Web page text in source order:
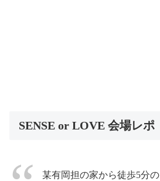
SENSE or LOVE 会場レポ
某有岡担の家から徒歩5分の